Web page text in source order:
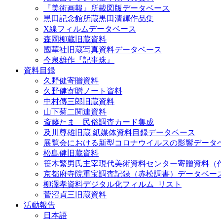
『美術画報』所載図版データベース
黒田記念館所蔵黒田清輝作品集
X線フィルムデータベース
森岡柳蔵旧蔵資料
國華社旧蔵写真資料データベース
今泉雄作『記事珠』
資料目録
久野健寄贈資料
久野健寄贈ノート資料
中村傳三郎旧蔵資料
山下菊二関連資料
斎藤たま 民俗調査カード集成
及川尊雄旧蔵 紙媒体資料目録データベース
展覧会における新型コロナウイルスの影響データ
松島健旧蔵資料
笹木繁男氏主宰現代美術資料センター寄贈資料（
京都府寺院重宝調査記録（赤松調書）データベー
柳澤孝資料デジタル化フィルム_リスト
菅沼貞三旧蔵資料
活動報告
日本語